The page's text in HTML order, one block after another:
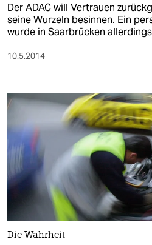
Der ADAC will Vertrauen
seine Wurzeln besinnen. Ein
wurde in Saarbrücken
10.5.2014
Die Wahrheit